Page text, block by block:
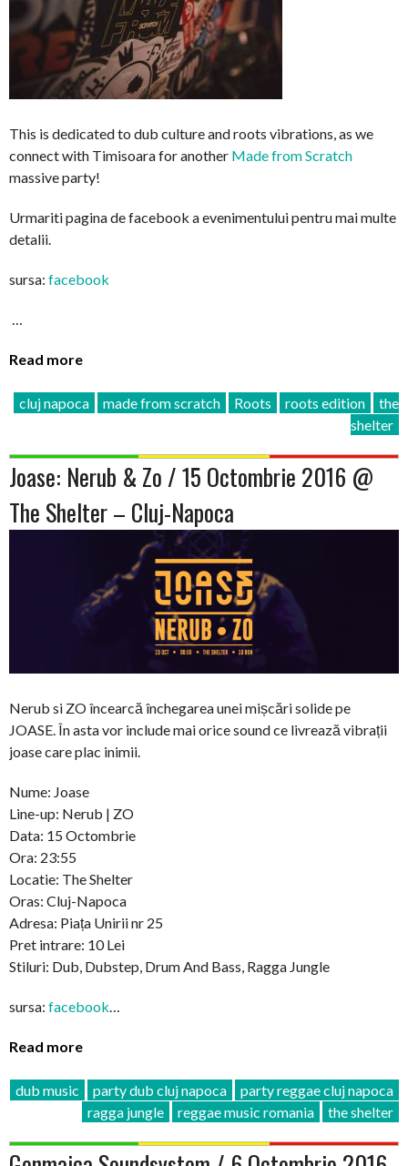
This is dedicated to dub culture and roots vibrations, as we
connect with Timisoara for another Made from Scratch
massive party!
Urmariti pagina de facebook a evenimentului pentru mai multe
detalii.
sursa: facebook
…
Read more
cluj napoca made from scratch Roots roots edition
the
shelter
Joase: Nerub & Zo / 15 Octombrie 2016 @
The Shelter – Cluj-Napoca
Nerub si ZO încearcă închegarea unei mișcări solide pe
JOASE. În asta vor include mai orice sound ce livrează vibrații
joase care plac inimii.
Nume: Joase
Line-up: Nerub | ZO
Data: 15 Octombrie
Ora: 23:55
Locatie: The Shelter
Oras: Cluj-Napoca
Adresa: Piața Unirii nr 25
Pret intrare: 10 Lei
Stiluri: Dub, Dubstep, Drum And Bass, Ragga Jungle
sursa: facebook…
Read more
dub music party dub cluj napoca
party reggae cluj napoca
ragga jungle
reggae music romania the shelter